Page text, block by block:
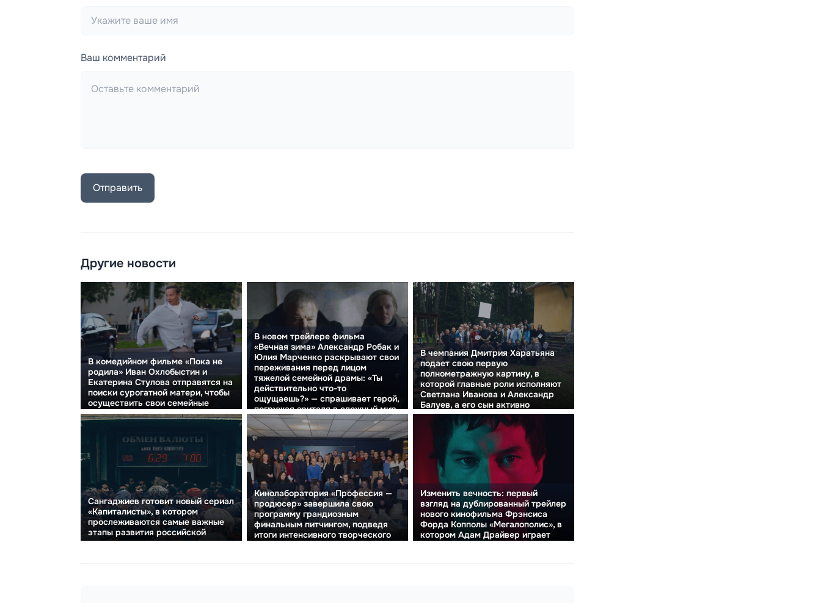
Ваш комментарий
Отправить
Другие новости
В комедийном фильме «Пока не
родила» Иван Охлобыстин и
Екатерина Стулова отправятся на
поиски сурогатной матери, чтобы
осуществить свои семейные
мечты.
В новом трейлере фильма
«Вечная зима» Александр Робак и
Юлия Марченко раскрывают свои
переживания перед лицом
тяжелой семейной драмы: «Ты
действительно что-то
ощущаешь?» — спрашивает герой,
погружая зрителя в сложный мир
их героев.
В чемпания Дмитрия Харатьяна
подает свою первую
полнометражную картину, в
которой главные роли исполняют
Светлана Иванова и Александр
Балуев, а его сын активно
участвует в создании проекта.
Сангаджиев готовит новый сериал
«Капиталисты», в котором
прослеживаются самые важные
этапы развития российской
экономики.
Кинолаборатория «Профессия —
продюсер» завершила свою
программу грандиозным
финальным питчингом, подведя
итоги интенсивного творческого
Изменить вечность: первый
взгляд на дублированный трейлер
нового кинофильма Фрэнсиса
Форда Копполы «Мегалополис», в
котором Адам Драйвер играет